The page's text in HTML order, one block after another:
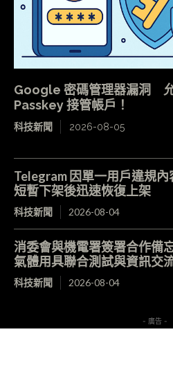
Google 密碼管理器漏洞
Passkey 接管帳戶！
科技新聞 2026-08-05
Telegram 因單一用戶違規
短暫下架後迅速恢復上架
科技新聞 2026-08-04
消委會與機電署簽署合作
氣體用具聯合測試與資訊交
科技新聞 2026-08-04
- 廣告 -